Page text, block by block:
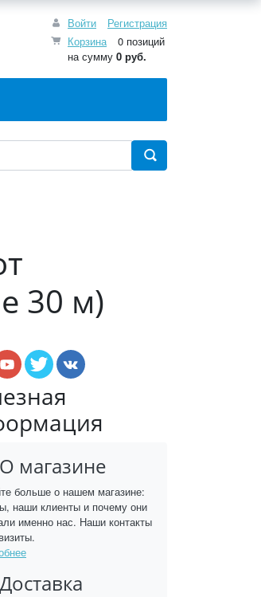
Войти
Регистрация
Корзина
0 позиций
на сумму 0 руб.
30 м)
О магазине
больше о нашем магазине:
наши клиенты и почему они
именно нас. Наши контакты
Доставка